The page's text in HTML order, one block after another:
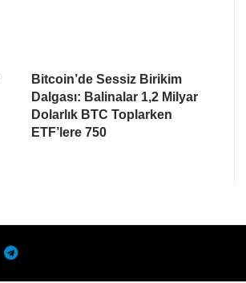
Bitcoin’de Sessiz Birikim
Dalgası: Balinalar 1,2 Milyar
Dolarlık BTC Toplarken
ETF’lere 750